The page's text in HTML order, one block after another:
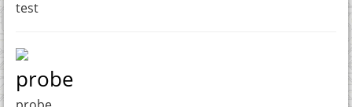
test
probe